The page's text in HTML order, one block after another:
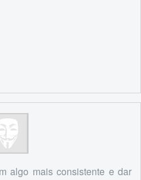
algo mais consistente e dar